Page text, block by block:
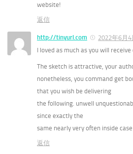
website!
返信
http://tinyurl.com
2022年6月4
I loved as much as you will
The sketch is attractive, your
nonetheless, you command get
that you wish be delivering
the following. unwell
since exactly the
same nearly very often inside
返信